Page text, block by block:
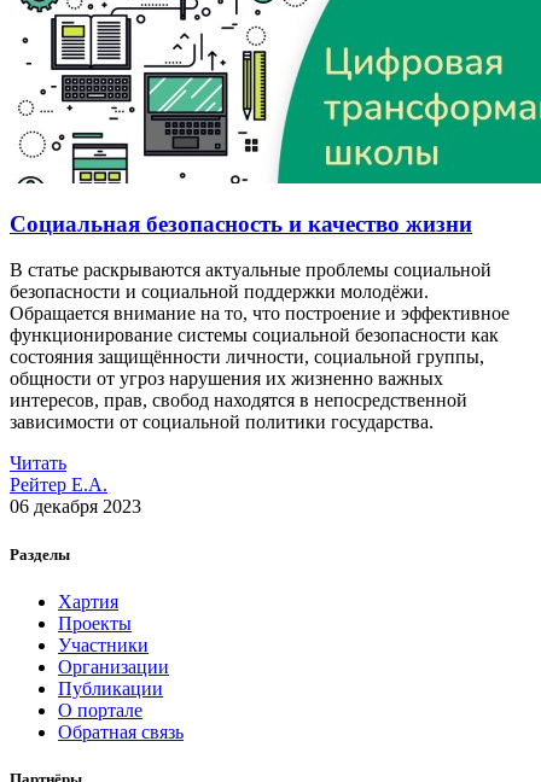
Социальная безопасность и качество жизни
В статье раскрываются актуальные проблемы социальной
безопасности и социальной поддержки молодёжи.
Обращается внимание на то, что построение и эффективное
функционирование системы социальной безопасности как
состояния защищённости личности, социальной группы,
общности от угроз нарушения их жизненно важных
интересов, прав, свобод находятся в непосредственной
зависимости от социальной политики государства.
Читать
Рейтер Е.А.
06 декабря 2023
Разделы
Хартия
Проекты
Участники
Организации
Публикации
О портале
Обратная связь